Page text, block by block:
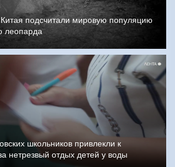
подсчитали мировую популяцию
леопарда
школьников привлекли к
нетрезвый отдых детей у воды